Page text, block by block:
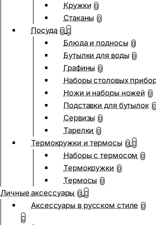
Кружки 0
Стаканы 0
Посуда 0
Блюда и подносы 0
Бутылки для воды 0
Графины 0
Наборы столовых
Ножи и наборы ножей 0
Подставки для бутылок 0
Сервизы 0
Тарелки 0
Термокружки и термосы 0
Наборы с термосом 0
Термокружки 0
Термосы 0
Личные аксессуары 0
Аксессуары в русском стиле 0